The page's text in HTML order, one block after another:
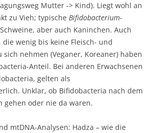
Mutter -> Kind). Liegt wohl an
zu Vieh; typische Bifidobacterium-
aber auch Kaninchen. Auch
wenig bis keine Fleisch- und
nehmen (Veganer, Koreaner) haben
Anteil. Bei anderen Erwachsenen
gelten als
Unklar, ob Bifidobacteria nach dem
gehen oder nie da waren.
mtDNA-Analysen: Hadza – wie die